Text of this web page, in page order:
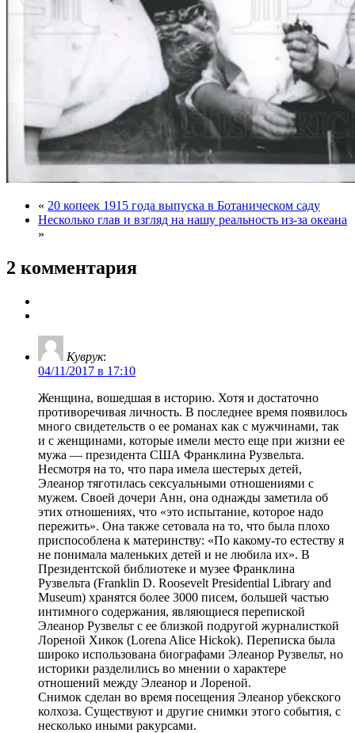
« 20 копеек 1915 года выпуска в Ботаническом саду
Несколько глав и взгляд на нашу реальность из-за океана
»
2 комментария
Куврук:
04/11/2017 в 17:10
Женщина, вошедшая в историю. Хотя и достаточно
противоречивая личность. В последнее время появилось
много свидетельств о ее романах как с мужчинами, так
и с женщинами, которые имели место еще при жизни ее
мужа — президента США Франклина Рузвельта.
Несмотря на то, что пара имела шестерых детей,
Элеанор тяготилась сексуальными отношениями с
мужем. Своей дочери Анн, она однажды заметила об
этих отношениях, что «это испытание, которое надо
пережить». Она также сетовала на то, что была плохо
приспособлена к материнству: «По какому-то естеству я
не понимала маленьких детей и не любила их». В
Президентской библиотеке и музее Франклина
Рузвельта (Franklin D. Roosevelt Presidential Library and
Museum) хранятся более 3000 писем, большей частью
интимного содержания, являющиеся перепиской
Элеанор Рузвельт с ее близкой подругой журналисткой
Лореной Хикок (Lorena Alice Hickok). Переписка была
широко использована биографами Элеанор Рузвельт, но
историки разделились во мнении о характере
отношений между Элеанор и Лореной.
Снимок сделан во время посещения Элеанор убекского
колхоза. Существуют и другие снимки этого события, с
несколько иными ракурсами.